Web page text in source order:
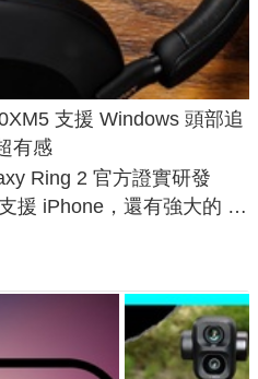
支援 Windows 頭部追
有感
Ring 2 官方證實研發
援 iPhone，還有強大的 AI